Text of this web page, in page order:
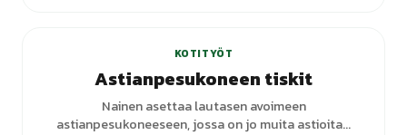
KOTITYÖT
Astianpesukoneen tiskit
Nainen asettaa lautasen avoimeen
astianpesukoneeseen, jossa on jo muita astioita...